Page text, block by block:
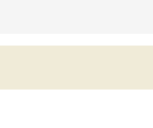
ていけるようになったし
重要性を再認識しました